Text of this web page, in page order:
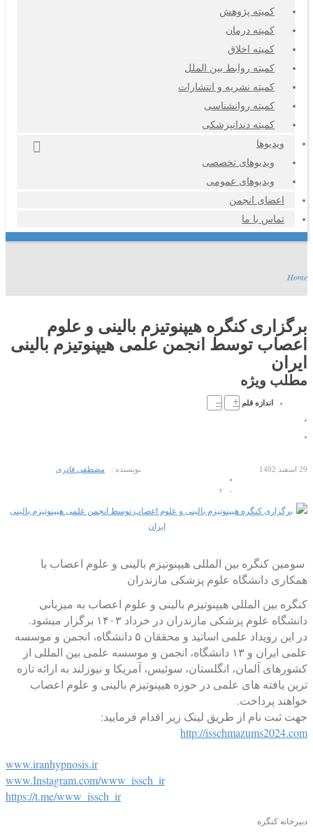
کمیته پژوهش
کمیته درمان
کمیته اخلاق
کمیته روابط بین الملل
کمیته نشریه و انتشارات
کمیته روانشناسی
کمیته دندانپزشکی
ویدیوها
ویدیوهای تخصصی
ویدیوهای عمومی
اعضای انجمن
تماس با ما
Home
برگزاری کنگره هیپنوتیزم بالینی و علوم
اعصاب توسط انجمن علمی هیپنوتیزم بالینی
ایران
مطلب ویژه
اندازه قلم +
–
29 اسفند 1402
1
2
5
نویسنده : مصطفی قادری
سومین کنگره بین المللی هیپنوتیزم بالینی و علوم اعصاب با
همکاری دانشگاه علوم پزشکی مازندران
کنگره بین المللی هیپنوتیزم بالینی و علوم اعصاب به میزبانی
دانشگاه علوم پزشکی مازندران در خرداد ۱۴۰۳ برگزار میشود.
در این رویداد علمی اساتید و محققان ۵ دانشگاه، انجمن و موسسه
علمی ایران و ۱۳ دانشگاه، انجمن و موسسه علمی بین المللی از
کشورهای آلمان، انگلستان، سوئیس، آمریکا و نیوزلند به ارائه تازه
ترین یافته های علمی در حوزه هیپنوتیزم بالینی و علوم اعصاب
خواهند پرداخت.
جهت ثبت نام از طریق لینک زیر اقدام فرمایید:
http://isschmazums2024.com
www.iranhypnosis.ir
www.Instagram.com/www_issch_ir
https://t.me/www_issch_ir
دبیرخانه کنگره